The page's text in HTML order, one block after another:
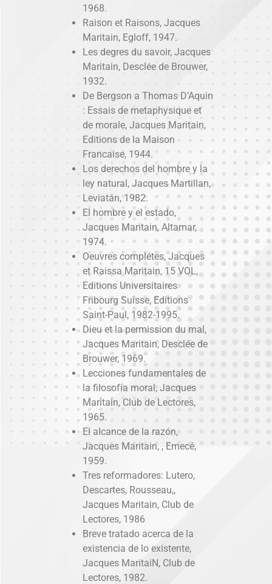
1968.
Raison et Raisons, Jacques
Maritain, Egloff, 1947.
Les degres du savoir, Jacques
Maritain, Desclée de Brouwer,
1932.
De Bergson a Thomas D’Aquin
: Essais de metaphysique et
de morale, Jacques Maritain,
Editions de la Maison
Francaise, 1944.
Los derechos del hombre y la
ley natural, Jacques Martillan,
Leviatán, 1982.
El hombre y el estado,
Jacques Maritain, Altamar,
1974.
Oeuvres complétes, Jacques
et Raissa Maritain, 15 VOL,
Editions Universitaires
Fribourg Suisse, Editions
Saint-Paul, 1982-1995.
Dieu et la permission du mal,
Jacques Maritain, Desclée de
Brouwer, 1969.
Lecciones fundamentales de
la filosofía moral, Jacques
Maritain, Club de Lectores,
1965.
El alcance de la razón,
Jacques Maritain, , Emecé,
1959.
Tres reformadores: Lutero,
Descartes, Rousseau,,
Jacques Maritain, Club de
Lectores, 1986
Breve tratado acerca de la
existencia de lo existente,
Jacques MaritaiN, Club de
Lectores, 1982.